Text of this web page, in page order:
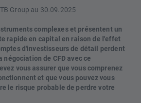
Group au 30.09.2025
complexes et présentent un
rapide en capital en raison de l'effet
d'investisseurs de détail perdent
négociation de CFD avec ce
vous assurer que vous comprenez
et que vous pouvez vous
le risque probable de perdre votre